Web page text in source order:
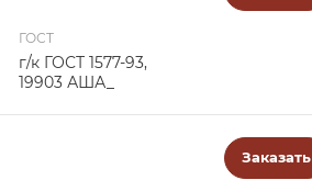
ГОСТ
г/к ГОСТ 1577-93,
19903 АША_
Заказать